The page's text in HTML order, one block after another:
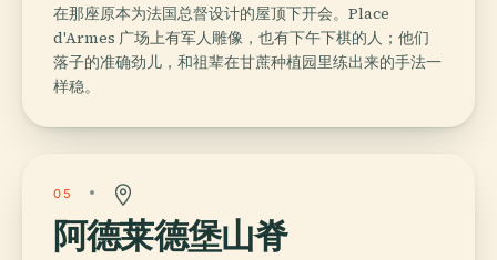
在那座原本为法国总督设计的屋顶下开会。Place
d'Armes 广场上有军人雕像，也有下午下棋的人；他们
落子的准确劲儿，和祖辈在甘蔗种植园里练出来的手法一
样稳。
05
阿德莱德堡山脊